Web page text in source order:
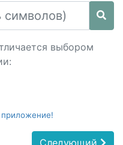
выбором
приложение!
Следующий